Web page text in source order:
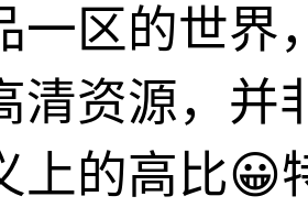
一区的世界
清资源，并
上的高比😀